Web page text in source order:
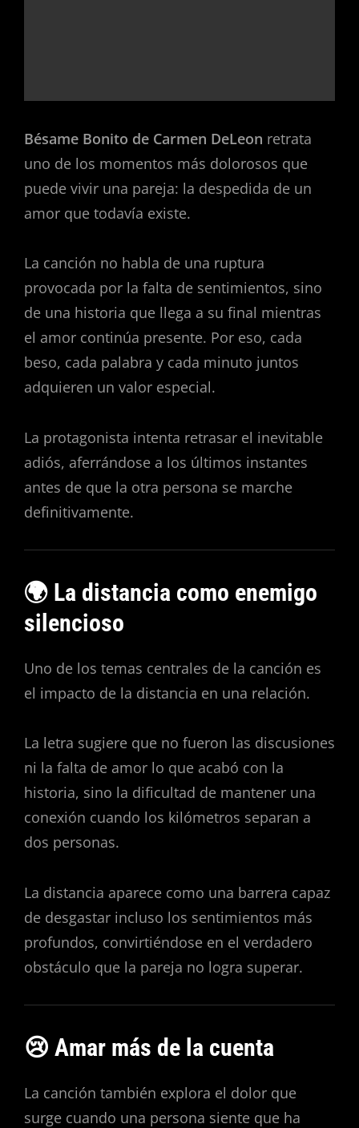
Bésame Bonito de Carmen DeLeon retrata
uno de los momentos más dolorosos que
puede vivir una pareja: la despedida de un
amor que todavía existe.
La canción no habla de una ruptura
provocada por la falta de sentimientos, sino
de una historia que llega a su final mientras
el amor continúa presente. Por eso, cada
beso, cada palabra y cada minuto juntos
adquieren un valor especial.
La protagonista intenta retrasar el inevitable
adiós, aferrándose a los últimos instantes
antes de que la otra persona se marche
definitivamente.
🌍 La distancia como enemigo
silencioso
Uno de los temas centrales de la canción es
el impacto de la distancia en una relación.
La letra sugiere que no fueron las discusiones
ni la falta de amor lo que acabó con la
historia, sino la dificultad de mantener una
conexión cuando los kilómetros separan a
dos personas.
La distancia aparece como una barrera capaz
de desgastar incluso los sentimientos más
profundos, convirtiéndose en el verdadero
obstáculo que la pareja no logra superar.
😢 Amar más de la cuenta
La canción también explora el dolor que
surge cuando una persona siente que ha